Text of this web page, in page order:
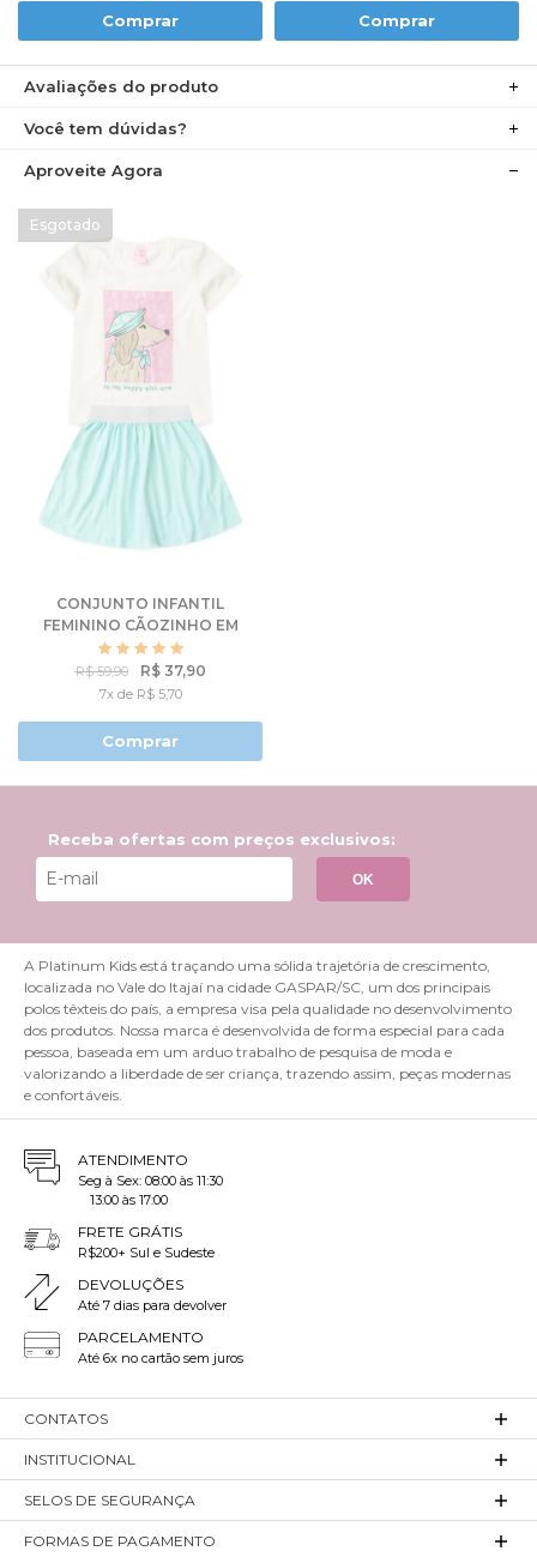
Comprar Comprar
Avaliações do produto
Você tem dúvidas?
Aproveite Agora
CONJUNTO INFANTIL
FEMININO CÃOZINHO EM
PARIS
R$ 59,90 R$ 37,90
7x de R$ 5,70
Comprar
Receba ofertas com preços exclusivos:
OK
A Platinum Kids está traçando uma sólida trajetória de crescimento,
localizada no Vale do Itajaí na cidade GASPAR/SC, um dos principais
polos têxteis do país, a empresa visa pela qualidade no desenvolvimento
dos produtos. Nossa marca é desenvolvida de forma especial para cada
pessoa, baseada em um arduo trabalho de pesquisa de moda e
valorizando a liberdade de ser criança, trazendo assim, peças modernas
e confortáveis.
ATENDIMENTO
Seg à Sex: 08:00 às 11:30
13:00 às 17:00
FRETE GRÁTIS
R$200+ Sul e Sudeste
DEVOLUÇÕES
Até 7 dias para devolver
PARCELAMENTO
Até 6x no cartão sem juros
CONTATOS
INSTITUCIONAL
SELOS DE SEGURANÇA
FORMAS DE PAGAMENTO